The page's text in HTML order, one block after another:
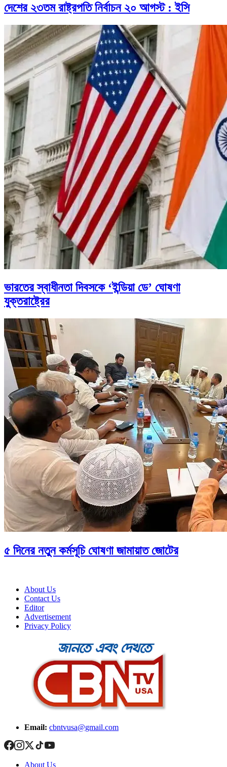
দেশের ২৩তম রাষ্ট্রপতি নির্বাচন ২০ আগস্ট : ইসি
ভারতের স্বাধীনতা দিবসকে ‘ইন্ডিয়া ডে’ ঘোষণা
যুক্তরাষ্ট্রের
৫ দিনের নতুন কর্মসূচি ঘোষণা জামায়াত জোটের
About Us
Contact Us
Editor
Advertisement
Privacy Policy
Email: cbntvusa@gmail.com
About Us